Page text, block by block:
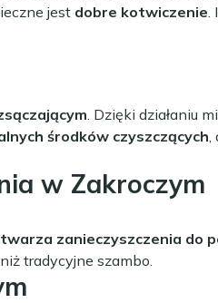
jest dobre kotwiczenie
. Dzięki działaniu
środków czyszczących
w Zakroczym
zanieczyszczenia do
niż tradycyjne szambo.